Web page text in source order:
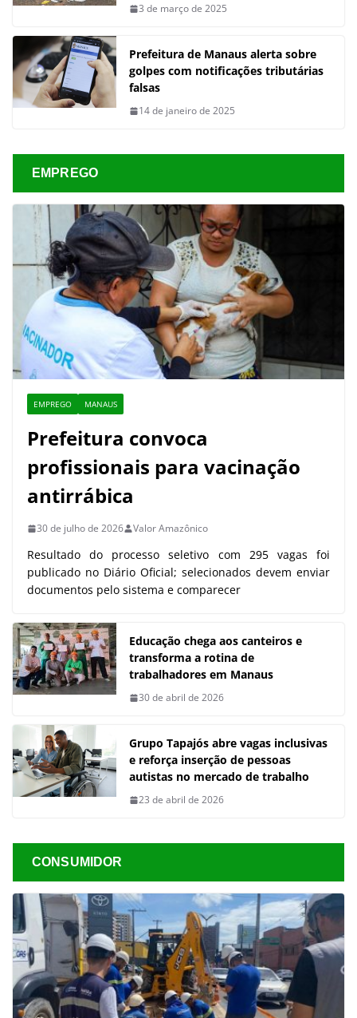
3 de março de 2025
Prefeitura de Manaus alerta sobre
golpes com notificações tributárias
falsas
14 de janeiro de 2025
EMPREGO
EMPREGO MANAUS
Prefeitura convoca
profissionais para vacinação
antirrábica
30 de julho de 2026 Valor Amazônico
Resultado do processo seletivo com 295 vagas foi
publicado no Diário Oficial; selecionados devem enviar
documentos pelo sistema e comparecer
Educação chega aos canteiros e
transforma a rotina de
trabalhadores em Manaus
30 de abril de 2026
Grupo Tapajós abre vagas inclusivas
e reforça inserção de pessoas
autistas no mercado de trabalho
23 de abril de 2026
CONSUMIDOR